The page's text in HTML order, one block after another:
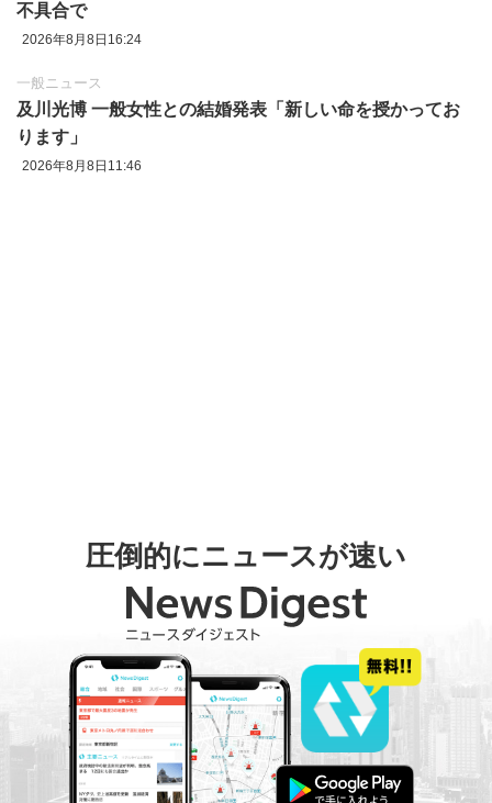
不具合で
2026年8月8日16:24
一般ニュース
及川光博 一般女性との結婚発表「新しい命を授かってお
ります」
2026年8月8日11:46
圧倒的にニュースが速い